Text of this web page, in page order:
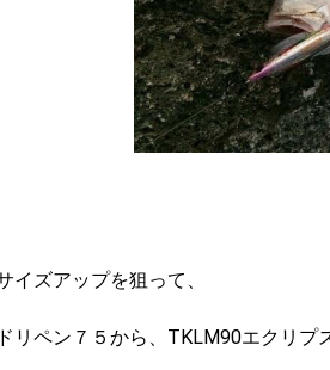
イズアップを狙って、
ドリペン７５から、TKLM90エクリプ